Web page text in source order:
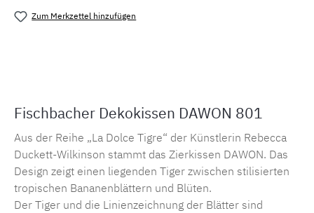
Zum Merkzettel hinzufügen
Fischbacher Dekokissen DAWON 801
Aus der Reihe „La Dolce Tigre“ der Künstlerin Rebecca
Duckett-Wilkinson stammt das Zierkissen DAWON. Das
Design zeigt einen liegenden Tiger zwischen stilisierten
tropischen Bananenblättern und Blüten.
Der Tiger und die Linienzeichnung der Blätter sind